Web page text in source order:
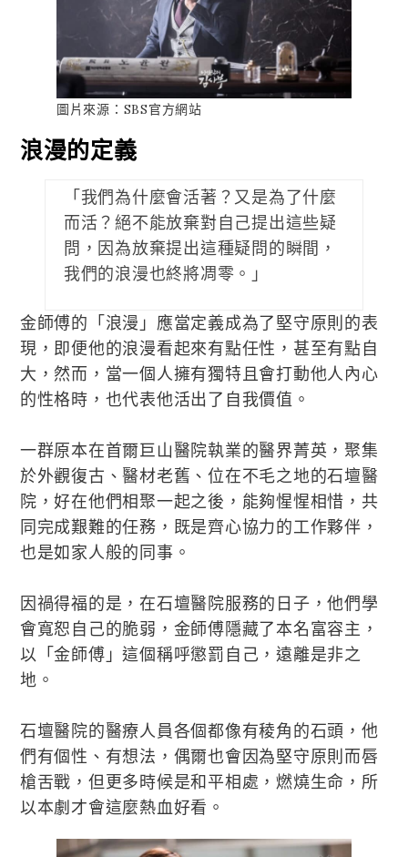
圖片來源：SBS官方網站
浪漫的定義
「我們為什麼會活著？又是為了什麼
而活？絕不能放棄對自己提出這些疑
問，因為放棄提出這種疑問的瞬間，
我們的浪漫也終將凋零。」
金師傅的「浪漫」應當定義成為了堅守原則的表
現，即便他的浪漫看起來有點任性，甚至有點自
大，然而，當一個人擁有獨特且會打動他人內心
的性格時，也代表他活出了自我價值。
一群原本在首爾巨山醫院執業的醫界菁英，聚集
於外觀復古、醫材老舊、位在不毛之地的石壇醫
院，好在他們相聚一起之後，能夠惺惺相惜，共
同完成艱難的任務，既是齊心協力的工作夥伴，
也是如家人般的同事。
因禍得福的是，在石壇醫院服務的日子，他們學
會寬恕自己的脆弱，金師傅隱藏了本名富容主，
以「金師傅」這個稱呼懲罰自己，遠離是非之
地。
石壇醫院的醫療人員各個都像有稜角的石頭，他
們有個性、有想法，偶爾也會因為堅守原則而唇
槍舌戰，但更多時候是和平相處，燃燒生命，所
以本劇才會這麼熱血好看。